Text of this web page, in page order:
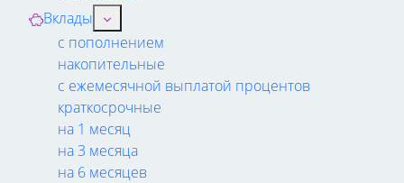
Вклады
с пополнением
накопительные
с ежемесячной выплатой процентов
краткосрочные
на 1 месяц
на 3 месяца
на 6 месяцев